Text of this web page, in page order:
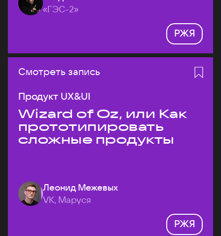
«ГЭС-2»
РЖЯ
Смотреть запись
Продукт UX&UI
Wizard of Oz, или Как
прототипировать
сложные продукты
Леонид Межевых
VK, Маруся
РЖЯ